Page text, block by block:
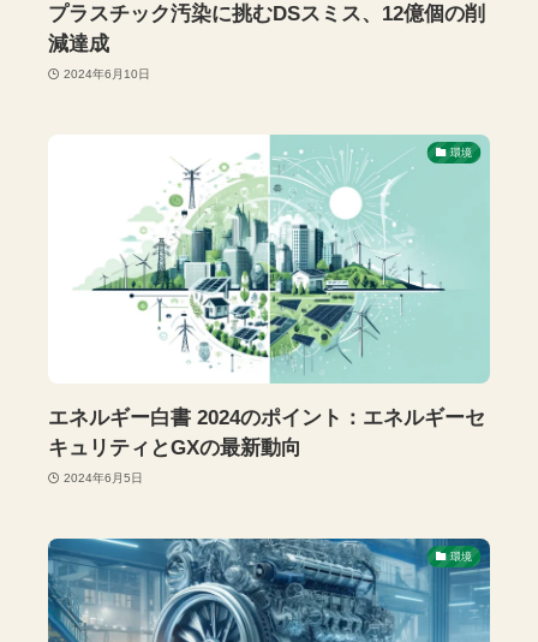
プラスチック汚染に挑むDSスミス、12億個の削
減達成
2024年6月10日
環境
エネルギー白書 2024のポイント：エネルギーセ
キュリティとGXの最新動向
2024年6月5日
環境